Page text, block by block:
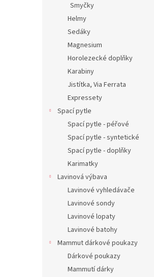
Smyčky
Helmy
Sedáky
Magnesium
Horolezecké doplňky
Karabiny
Jistítka, Via Ferrata
Expressety
Spací pytle
Spací pytle - péřové
Spací pytle - syntetické
Spací pytle - doplňky
Karimatky
Lavinová výbava
Lavinové vyhledávače
Lavinové sondy
Lavinové lopaty
Lavinové batohy
Mammut dárkové poukazy
Dárkové poukazy
Mammutí dárky